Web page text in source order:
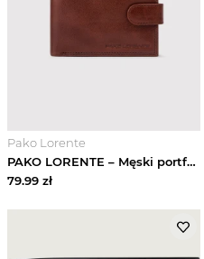
Pako Lorente
PAKO LORENTE – Męski portfel w kolorze brązowym
79.99 zł